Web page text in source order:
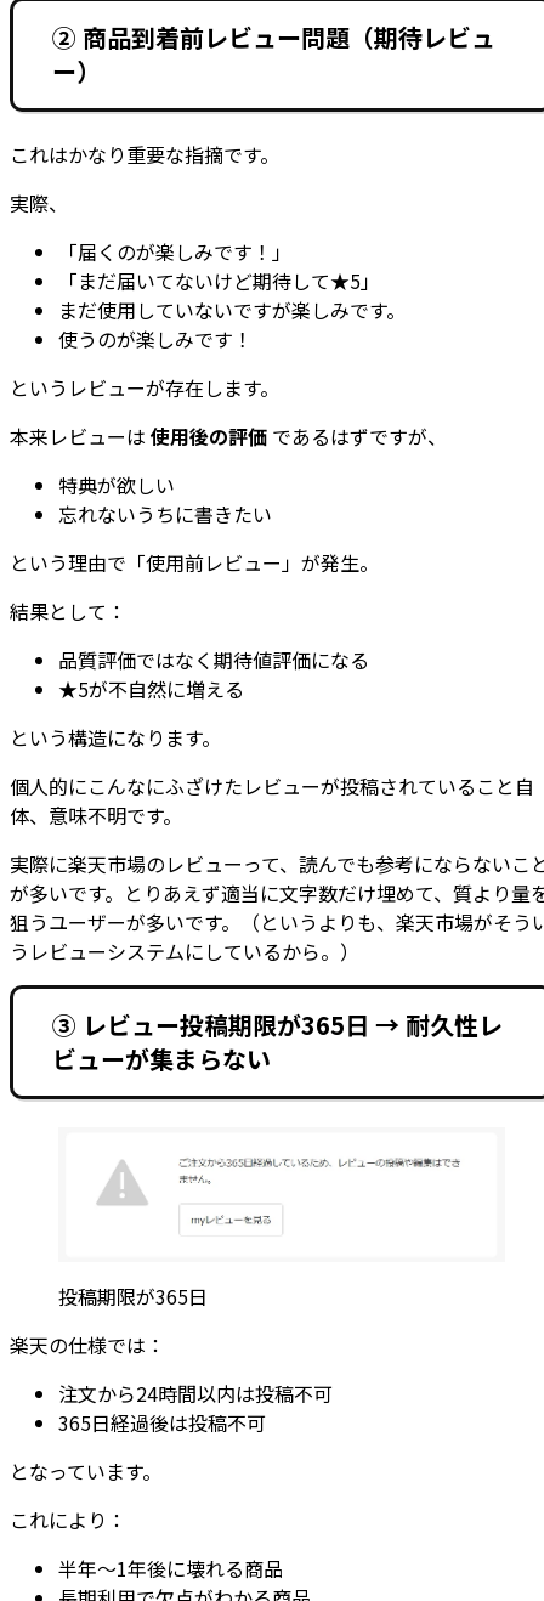
② 商品到着前レビュー問題（期待レビュ
ー）
これはかなり重要な指摘です。
実際、
「届くのが楽しみです！」
「まだ届いてないけど期待して★5」
まだ使用していないですが楽しみです。
使うのが楽しみです！
というレビューが存在します。
本来レビューは 使用後の評価 であるはずですが、
特典が欲しい
忘れないうちに書きたい
という理由で「使用前レビュー」が発生。
結果として：
品質評価ではなく期待値評価になる
★5が不自然に増える
という構造になります。
個人的にこんなにふざけたレビューが投稿されていること自
体、意味不明です。
実際に楽天市場のレビューって、読んでも参考にならないこ
が多いです。とりあえず適当に文字数だけ埋めて、質より量
狙うユーザーが多いです。（というよりも、楽天市場がそう
うレビューシステムにしているから。）
③ レビュー投稿期限が365日 → 耐久性レ
ビューが集まらない
投稿期限が365日
楽天の仕様では：
注文から24時間以内は投稿不可
365日経過後は投稿不可
となっています。
これにより：
半年〜1年後に壊れる商品